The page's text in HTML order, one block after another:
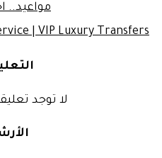
مواعيد..
| VIP Luxury Transfers
لا توجد